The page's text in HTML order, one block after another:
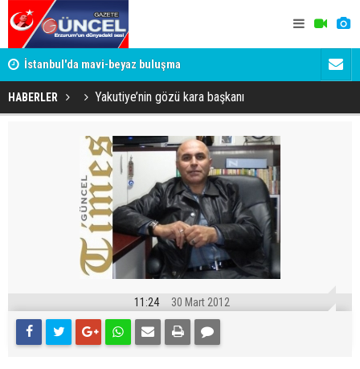
İstanbul'da mavi-beyaz buluşma
HABERLER Yakutiye’nin gözü kara başkanı
11:24 30 Mart 2012